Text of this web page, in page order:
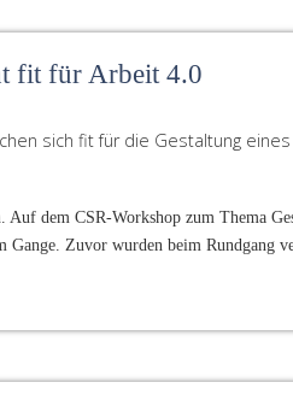
fit für Arbeit 4.0
Auf dem CSR-Workshop zum Thema
Zuvor wurden beim Rundgang